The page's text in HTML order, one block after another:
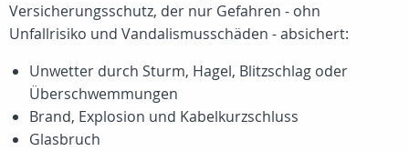
Versicherungsschutz, der nur Gefahren - ohn
Unfallrisiko und Vandalismusschäden - absichert:
Unwetter durch Sturm, Hagel, Blitzschlag oder
Überschwemmungen
Brand, Explosion und Kabelkurzschluss
Glasbruch